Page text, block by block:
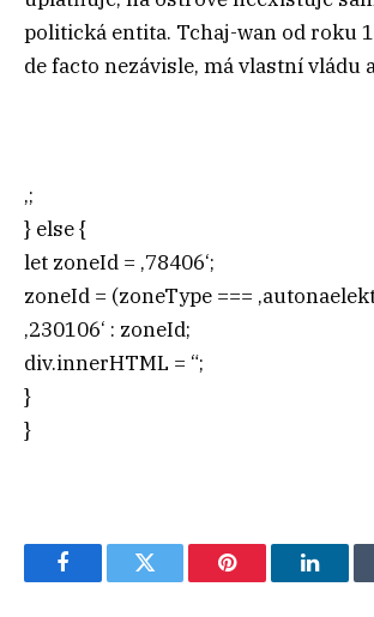
politická entita. Tchaj-wan od roku
de facto nezávisle, má vlastní vládu
‚;
} else {
let zoneId = ‚78406‘;
zoneId = (zoneType ===
‚230106‘ : zoneId;
div.innerHTML = “;
}
}
FacebookTwitter Pinterest